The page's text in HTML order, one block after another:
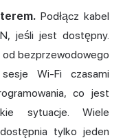
Podłącz kabel
jeśli jest dostępny.
bezprzewodowego
Wi-Fi czasami
co jest
sytuacje. Wiele
tylko jeden